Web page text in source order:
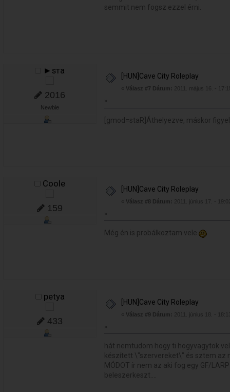
semmit nem fogsz ezzel érni.
►ѕтa
2016
Newbie
[HUN]Cave City Roleplay
« Válasz #7 Dátum:
2011. május 16. -
»
[gmod=staR]Áthelyezve, máskor
Coole
159
[HUN]Cave City Roleplay
« Válasz #8 Dátum:
2011. június 17. -
»
Még én is probálkoztam vele
petya
433
[HUN]Cave City Roleplay
« Válasz #9 Dátum:
2011. június 18. -
»
hát nemtudom hogy ti hogyvagytok
készített \"szervereket\" és sztem az
MÓDOT ír nem az aki fog egy GF/
beleszerkeszt....